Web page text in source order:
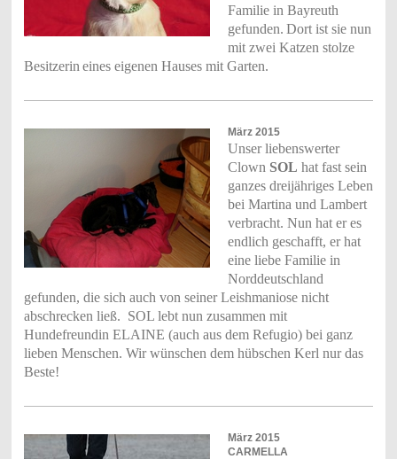
Familie in Bayreuth
gefunden. Dort ist sie nun
mit zwei Katzen stolze
Besitzerin eines eigenen Hauses mit Garten.
März 2015
Unser liebenswerter
Clown SOL hat fast sein
ganzes dreijähriges Leben
bei Martina und Lambert
verbracht. Nun hat er es
endlich geschafft, er hat
eine liebe Familie in
Norddeutschland
gefunden, die sich auch von seiner Leishmaniose nicht
abschrecken ließ. SOL lebt nun zusammen mit
Hundefreundin ELAINE (auch aus dem Refugio) bei ganz
lieben Menschen. Wir wünschen dem hübschen Kerl nur das
Beste!
März 2015
CARMELLA